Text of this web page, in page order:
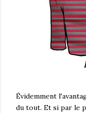
Évidemment
du tout. Et si par le